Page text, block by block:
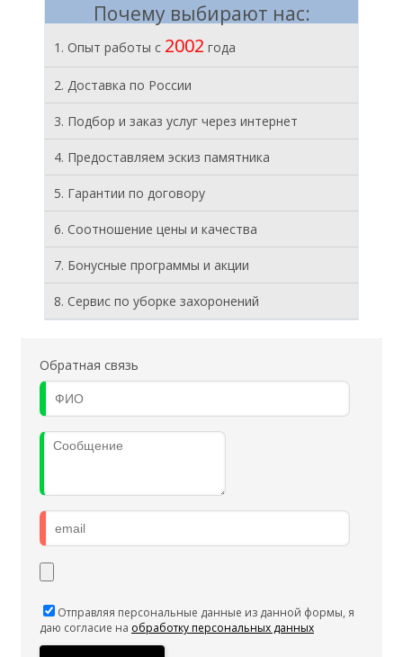
Почему выбирают нас:
1. Опыт работы с 2002 года
2. Доставка по России
3. Подбор и заказ услуг через интернет
4. Предоставляем эскиз памятника
5. Гарантии по договору
6. Соотношение цены и качества
7. Бонусные программы и акции
8. Cервис по уборке захоронений
Обратная связь
Отправляя персональные данные из данной формы, я
даю согласие на обработку персональных данных